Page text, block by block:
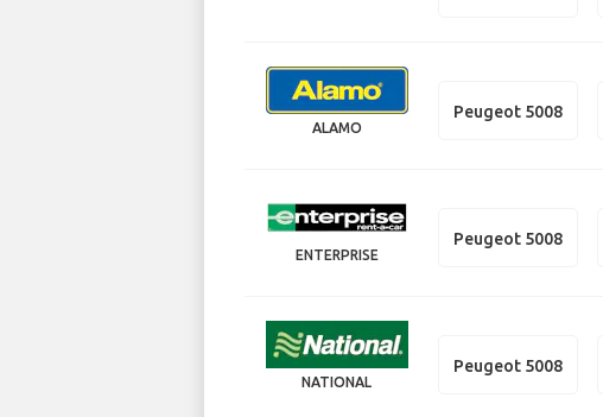
ALAMO
Peugeot 5008
ENTERPRISE
Peugeot 5008
NATIONAL
Peugeot 5008